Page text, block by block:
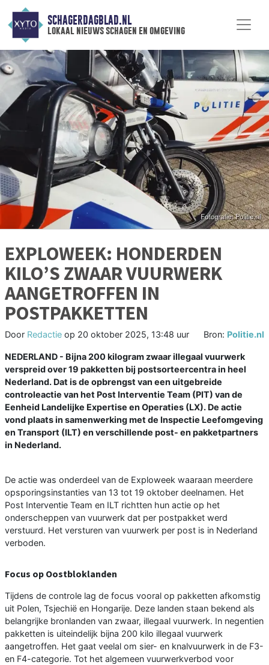
SCHAGERDAGBLAD.NL
lokaal nieuws schagen en omgeving
EXPLOWEEK: HONDERDEN
KILO’S ZWAAR VUURWERK
AANGETROFFEN IN
POSTPAKKETTEN
Door Redactie op 20 oktober 2025, 13:48 uur Bron: Politie.nl
NEDERLAND - Bijna 200 kilogram zwaar illegaal vuurwerk
verspreid over 19 pakketten bij postsorteercentra in heel
Nederland. Dat is de opbrengst van een uitgebreide
controleactie van het Post Interventie Team (PIT) van de
Eenheid Landelijke Expertise en Operaties (LX). De actie
vond plaats in samenwerking met de Inspectie Leefomgeving
en Transport (ILT) en verschillende post- en pakketpartners
in Nederland.
De actie was onderdeel van de Exploweek waaraan meerdere
opsporingsinstanties van 13 tot 19 oktober deelnamen. Het
Post Interventie Team en ILT richtten hun actie op het
onderscheppen van vuurwerk dat per postpakket werd
verstuurd. Het versturen van vuurwerk per post is in Nederland
verboden.
Focus op Oostbloklanden
Tijdens de controle lag de focus vooral op pakketten afkomstig
uit Polen, Tsjechië en Hongarije. Deze landen staan bekend als
belangrijke bronlanden van zwaar, illegaal vuurwerk. In negentien
pakketten is uiteindelijk bijna 200 kilo illegaal vuurwerk
aangetroffen. Het gaat veelal om sier- en knalvuurwerk in de F3-
en F4-categorie. Tot het algemeen vuurwerkverbod voor